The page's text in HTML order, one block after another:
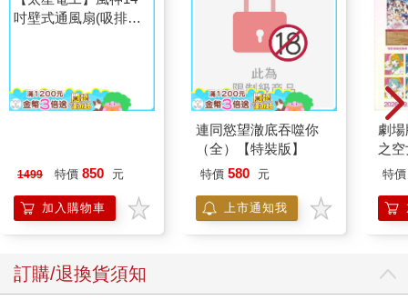
機)
1499 特價 850 元
加入購物車
連同慾望澈底吞噬你
（全）【特裝版】
特價 580 元
上市通知我
劇
之
樂
組
特價
訂購/退換貨須知